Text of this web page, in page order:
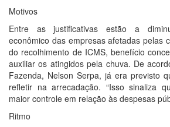
Motivos
Entre as justificativas estão a
econômico das empresas afetadas pelas
do recolhimento de ICMS, benefício
auxiliar os atingidos pela chuva. De
Fazenda, Nelson Serpa, já era previsto
refletir na arrecadação. “Isso sinaliza
maior controle em relação às despesas
Ritmo